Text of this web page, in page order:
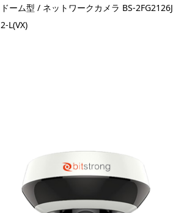
ドーム型 / ネットワークカメラ BS-2FG2126J
2-L(VX)